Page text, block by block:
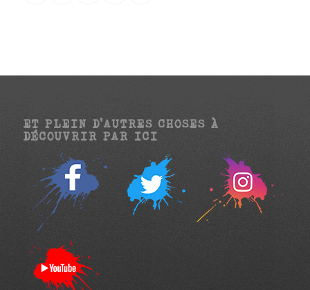
ET PLEIN D’AUTRES CHOSES À
DÉCOUVRIR PAR ICI